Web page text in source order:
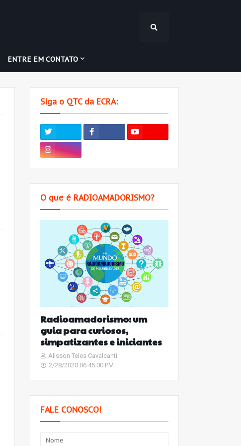
ENTRE EM CONTATO
Siga o QTC da ECRA:
O que é RADIOAMADORISMO?
Radioamadorismo: um
guia para curiosos,
simpatizantes e iniciantes
Alisson Teles Cavalcanti
2/28/2020 06:45:00 PM
FALE CONOSCO!